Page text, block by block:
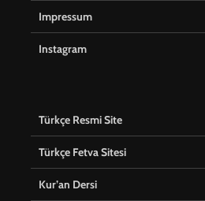
Impressum
Instagram
Türkçe Resmi Site
Türkçe Fetva Sitesi
Kur’an Dersi